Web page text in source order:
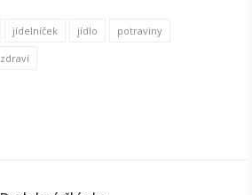
jídelníček jídlo potraviny
zdraví